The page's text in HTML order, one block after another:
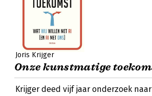
Joris Krijger
Onze kunstmatige
Krijger deed vijf jaar onderzoek